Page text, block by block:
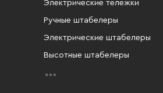
Электрические тележки
Ручные штабелеры
Электрические штабелеры
Высотные штабелеры